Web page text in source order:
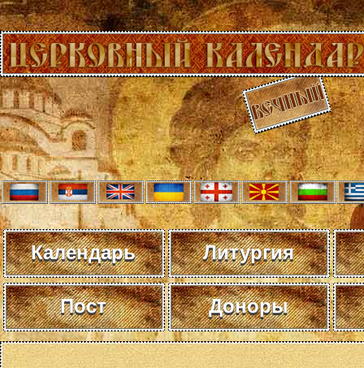
Календарь Литургия
Пост Доноры